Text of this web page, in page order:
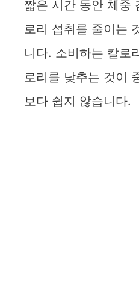
짧은 시간 동안 체중
로리 섭취를 줄이는
니다. 소비하는 칼로
로리를 낮추는 것이
보다 쉽지 않습니다.